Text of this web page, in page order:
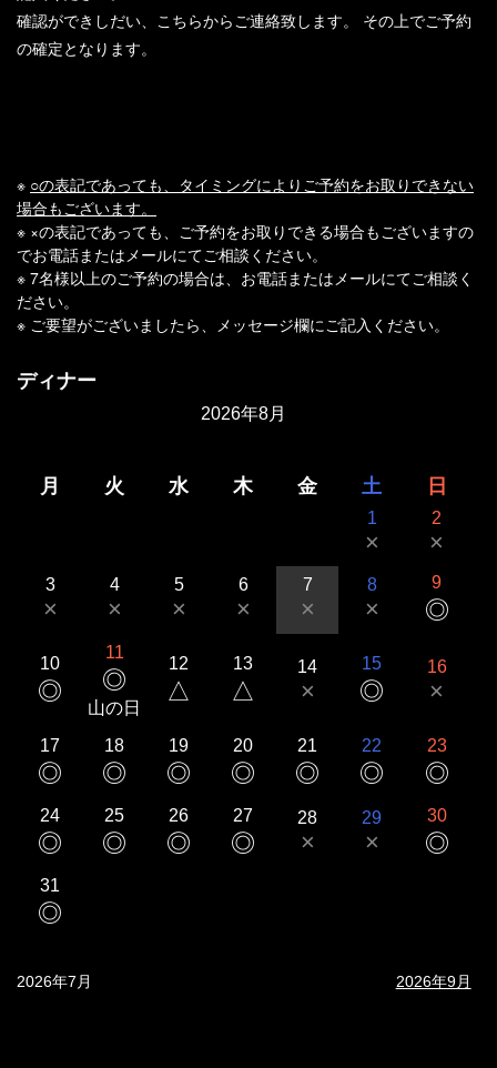
確認ができしだい、こちらからご連絡致します。
その上でご予約
の確定となります。
※ ○の表記であっても、タイミングによりご予約をお取りできない
場合もございます。
※ ×の表記であっても、ご予約をお取りできる場合もございますの
でお電話またはメールにてご相談ください。
※ 7名様以上のご予約の場合は、お電話またはメールにてご相談く
ださい。
※ ご要望がございましたら、メッセージ欄にご記入ください。
ディナー
2026年8月
月 火 水 木 金 土 日
1
×
2
×
3
×
4
×
5
×
6
×
7
×
8
×
9
◎
10
◎
11
◎
山の日
12
△
13
△
14
×
15
◎
16
×
17
◎
18
◎
19
◎
20
◎
21
◎
22
◎
23
◎
24
◎
25
◎
26
◎
27
◎
28
×
29
×
30
◎
31
◎
2026年7月 2026年9月